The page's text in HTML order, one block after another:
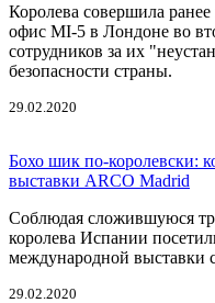
Королева совершила
офис МI-5 в Лондоне во
сотрудников за их
безопасности страны.
29.02.2020
Бохо шик по-королевски:
выставки ARCO Madrid
Соблюдая сложившуюся
королева Испании
международной выставки
29.02.2020